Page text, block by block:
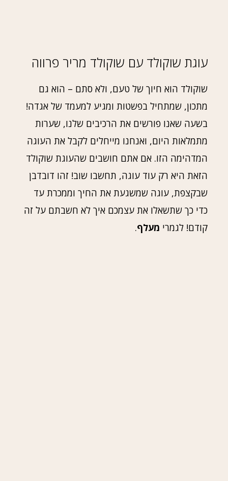
עוגת שוקולד עם שוקולד מריר פרווה
שוקולד הוא חיוך של טעם, ולא סתם – הוא גם
מתכון, שמתחיל בפשטות ומגיע למעמד של אגדה!
בשעה שאנו פורשים את הרכיבים שלנו, שערות
מתמלאות היום, ואנחנו מייחלים לקבל את העוגה
המדהימה הזו. אם אתם חושבים שהעוגת שוקולד
הזאת היא רק עוד עוגה, תחשבו שוב! זהו דובדבן
שבקצפת, עוגה שמשגעת את החיך וממכרת עד
כדי כך שתשאלו את עצמכם איך לא חשבתם על זה
קודם! לגמרי מעלף.